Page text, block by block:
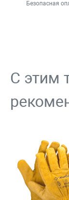
Безопасная
С этим